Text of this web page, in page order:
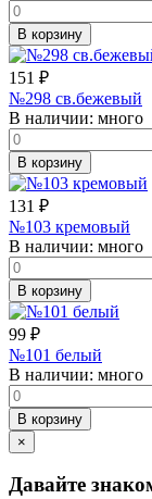
В корзину
151 ₽
№298 св.бежевый
В наличии: много
В корзину
131 ₽
№103 кремовый
В наличии: много
В корзину
99 ₽
№101 белый
В наличии: много
В корзину
×
Давайте